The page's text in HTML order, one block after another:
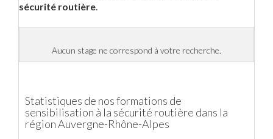
sécurité routière.
Aucun stage ne correspond à votre recherche.
Statistiques de nos formations de
sensibilisation à la sécurité routière dans la
région Auvergne-Rhône-Alpes